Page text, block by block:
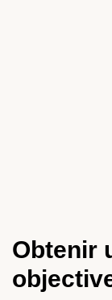
Obtenir